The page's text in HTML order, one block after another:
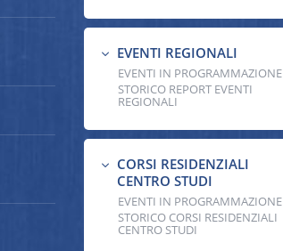
3 EVENTI REGIONALI
EVENTI IN PROGRAMMAZIONE
STORICO REPORT EVENTI
REGIONALI
3 CORSI RESIDENZIALI
CENTRO STUDI
EVENTI IN PROGRAMMAZIONE
STORICO CORSI RESIDENZIALI
CENTRO STUDI